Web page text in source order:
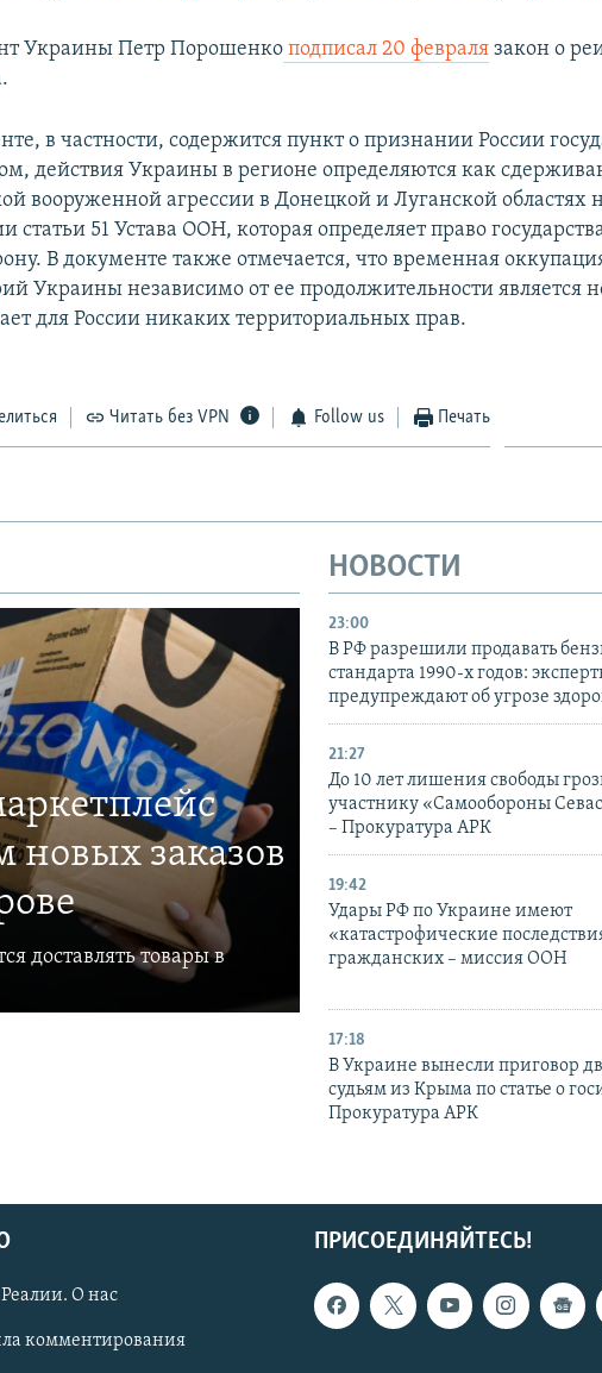
Украины Петр Порошенко подписал 20 февраля закон о
в частности, содержится пункт о признании России
действия Украины в регионе определяются как
вооруженной агрессии в Донецкой и Луганской областях
статьи 51 Устава ООН, которая определяет право
В документе также отмечается, что временная
Украины независимо от ее продолжительности является
для России никаких территориальных прав.
Читать без VPN Follow us Печать
новых заказов
доставлять товары в
НОВОСТИ
23:00
В РФ разрешили продавать
стандарта 1990-х годов:
предупреждают об угрозе
21:27
До 10 лет лишения свободы
участнику «Самообороны
– Прокуратура АРК
19:42
Удары РФ по Украине имеют
«катастрофические
гражданских – миссия ООН
17:18
В Украине вынесли приговор
судьям из Крыма по статье о
Прокуратура АРК
ПРИСОЕДИНЯЙТЕСЬ!
О нас
комментирования